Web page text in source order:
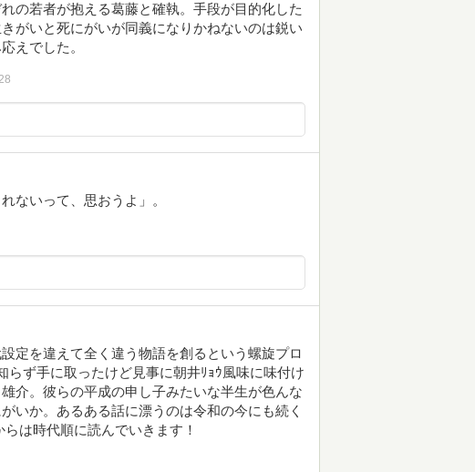
の若者が抱える葛藤と確執。手段が目的化した
がいと死にがいが同義になりかねないのは鋭い
えでした。
ないって、思おうよ」。
定を違えて全く違う物語を創るという螺旋プロ
らず手に取ったけど見事に朝井ﾘｮｳ風味に味付け
介。彼らの平成の申し子みたいな半生が色んな
いか。あるある話に漂うのは令和の今にも続く
は時代順に読んでいきます！